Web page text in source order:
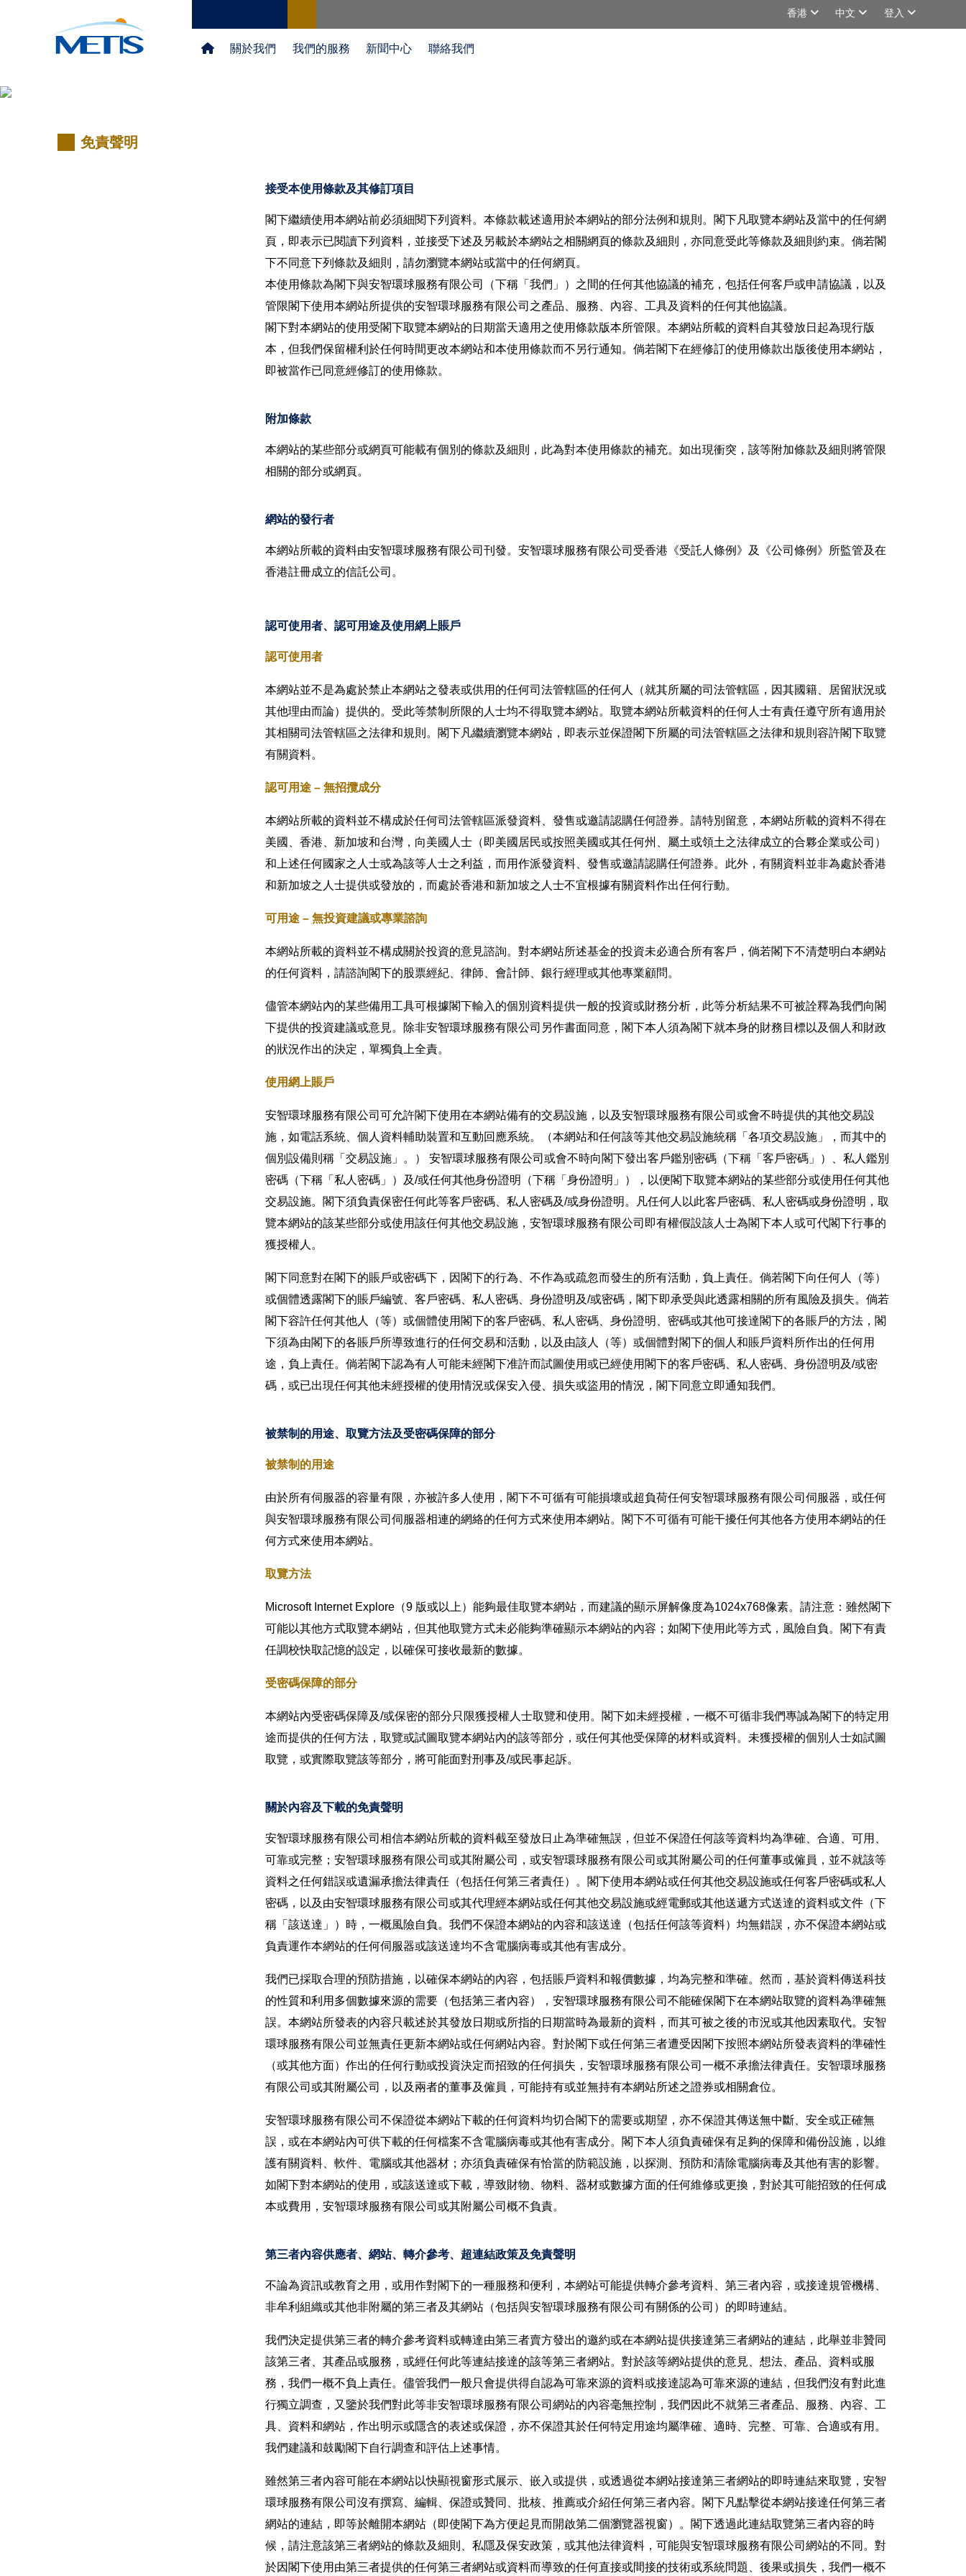
登入
中文
香港
關於我們 我們的服務 新聞中心 聯絡我們
免責聲明
接受本使用條款及其修訂項目
閣下繼續使用本網站前必須細閱下列資料。本條款載述適用於本網站的部分法例和規則。閣下凡取覽本網站及當中的任何網
頁，即表示已閱讀下列資料，並接受下述及另載於本網站之相關網頁的條款及細則，亦同意受此等條款及細則約束。倘若閣
下不同意下列條款及細則，請勿瀏覽本網站或當中的任何網頁。
本使用條款為閣下與安智環球服務有限公司（下稱「我們」）之間的任何其他協議的補充，包括任何客戶或申請協議，以及
管限閣下使用本網站所提供的安智環球服務有限公司之產品、服務、內容、工具及資料的任何其他協議。
閣下對本網站的使用受閣下取覽本網站的日期當天適用之使用條款版本所管限。本網站所載的資料自其發放日起為現行版
本，但我們保留權利於任何時間更改本網站和本使用條款而不另行通知。倘若閣下在經修訂的使用條款出版後使用本網站，
即被當作已同意經修訂的使用條款。
附加條款
本網站的某些部分或網頁可能載有個別的條款及細則，此為對本使用條款的補充。如出現衝突，該等附加條款及細則將管限
相關的部分或網頁。
網站的發行者
本網站所載的資料由安智環球服務有限公司刊發。安智環球服務有限公司受香港《受託人條例》及《公司條例》所監管及在
香港註冊成立的信託公司。
認可使用者、認可用途及使用網上賬戶
認可使用者
本網站並不是為處於禁止本網站之發表或供用的任何司法管轄區的任何人（就其所屬的司法管轄區，因其國籍、居留狀況或
其他理由而論）提供的。受此等禁制所限的人士均不得取覽本網站。取覽本網站所載資料的任何人士有責任遵守所有適用於
其相關司法管轄區之法律和規則。閣下凡繼續瀏覽本網站，即表示並保證閣下所屬的司法管轄區之法律和規則容許閣下取覽
有關資料。
認可用途 – 無招攬成分
本網站所載的資料並不構成於任何司法管轄區派發資料、發售或邀請認購任何證券。請特別留意，本網站所載的資料不得在
美國、香港、新加坡和台灣，向美國人士（即美國居民或按照美國或其任何州、屬土或領土之法律成立的合夥企業或公司）
和上述任何國家之人士或為該等人士之利益，而用作派發資料、發售或邀請認購任何證券。此外，有關資料並非為處於香港
和新加坡之人士提供或發放的，而處於香港和新加坡之人士不宜根據有關資料作出任何行動。
可用途 – 無投資建議或專業諮詢
本網站所載的資料並不構成關於投資的意見諮詢。對本網站所述基金的投資未必適合所有客戶，倘若閣下不清楚明白本網站
的任何資料，請諮詢閣下的股票經紀、律師、會計師、銀行經理或其他專業顧問。
儘管本網站內的某些備用工具可根據閣下輸入的個別資料提供一般的投資或財務分析，此等分析結果不可被詮釋為我們向閣
下提供的投資建議或意見。除非安智環球服務有限公司另作書面同意，閣下本人須為閣下就本身的財務目標以及個人和財政
的狀況作出的決定，單獨負上全責。
使用網上賬戶
安智環球服務有限公司可允許閣下使用在本網站備有的交易設施，以及安智環球服務有限公司或會不時提供的其他交易設
施，如電話系統、個人資料輔助裝置和互動回應系統。（本網站和任何該等其他交易設施統稱「各項交易設施」，而其中的
個別設備則稱「交易設施」。） 安智環球服務有限公司或會不時向閣下發出客戶鑑別密碼（下稱「客戶密碼」）、私人鑑別
密碼（下稱「私人密碼」）及/或任何其他身份證明（下稱「身份證明」），以便閣下取覽本網站的某些部分或使用任何其他
交易設施。閣下須負責保密任何此等客戶密碼、私人密碼及/或身份證明。凡任何人以此客戶密碼、私人密碼或身份證明，取
覽本網站的該某些部分或使用該任何其他交易設施，安智環球服務有限公司即有權假設該人士為閣下本人或可代閣下行事的
獲授權人。
閣下同意對在閣下的賬戶或密碼下，因閣下的行為、不作為或疏忽而發生的所有活動，負上責任。倘若閣下向任何人（等）
或個體透露閣下的賬戶編號、客戶密碼、私人密碼、身份證明及/或密碼，閣下即承受與此透露相關的所有風險及損失。倘若
閣下容許任何其他人（等）或個體使用閣下的客戶密碼、私人密碼、身份證明、密碼或其他可接達閣下的各賬戶的方法，閣
下須為由閣下的各賬戶所導致進行的任何交易和活動，以及由該人（等）或個體對閣下的個人和賬戶資料所作出的任何用
途，負上責任。倘若閣下認為有人可能未經閣下准許而試圖使用或已經使用閣下的客戶密碼、私人密碼、身份證明及/或密
碼，或已出現任何其他未經授權的使用情況或保安入侵、損失或盜用的情況，閣下同意立即通知我們。
被禁制的用途、取覽方法及受密碼保障的部分
被禁制的用途
由於所有伺服器的容量有限，亦被許多人使用，閣下不可循有可能損壞或超負荷任何安智環球服務有限公司伺服器，或任何
與安智環球服務有限公司伺服器相連的網絡的任何方式來使用本網站。閣下不可循有可能干擾任何其他各方使用本網站的任
何方式來使用本網站。
取覽方法
Microsoft Internet Explore（9 版或以上）能夠最佳取覽本網站，而建議的顯示屏解像度為1024x768像素。請注意：雖然閣下
可能以其他方式取覽本網站，但其他取覽方式未必能夠準確顯示本網站的內容；如閣下使用此等方式，風險自負。閣下有責
任調校快取記憶的設定，以確保可接收最新的數據。
受密碼保障的部分
本網站內受密碼保障及/或保密的部分只限獲授權人士取覽和使用。閣下如未經授權，一概不可循非我們專誠為閣下的特定用
途而提供的任何方法，取覽或試圖取覽本網站內的該等部分，或任何其他受保障的材料或資料。未獲授權的個別人士如試圖
取覽，或實際取覽該等部分，將可能面對刑事及/或民事起訴。
關於內容及下載的免責聲明
安智環球服務有限公司相信本網站所載的資料截至發放日止為準確無誤，但並不保證任何該等資料均為準確、合適、可用、
可靠或完整；安智環球服務有限公司或其附屬公司，或安智環球服務有限公司或其附屬公司的任何董事或僱員，並不就該等
資料之任何錯誤或遺漏承擔法律責任（包括任何第三者責任）。閣下使用本網站或任何其他交易設施或任何客戶密碼或私人
密碼，以及由安智環球服務有限公司或其代理經本網站或任何其他交易設施或經電郵或其他送遞方式送達的資料或文件（下
稱「該送達」）時，一概風險自負。我們不保證本網站的內容和該送達（包括任何該等資料）均無錯誤，亦不保證本網站或
負責運作本網站的任何伺服器或該送達均不含電腦病毒或其他有害成分。
我們已採取合理的預防措施，以確保本網站的內容，包括賬戶資料和報價數據，均為完整和準確。然而，基於資料傳送科技
的性質和利用多個數據來源的需要（包括第三者內容），安智環球服務有限公司不能確保閣下在本網站取覽的資料為準確無
誤。本網站所發表的內容只載述於其發放日期或所指的日期當時為最新的資料，而其可被之後的市況或其他因素取代。安智
環球服務有限公司並無責任更新本網站或任何網站內容。對於閣下或任何第三者遭受因閣下按照本網站所發表資料的準確性
（或其他方面）作出的任何行動或投資決定而招致的任何損失，安智環球服務有限公司一概不承擔法律責任。安智環球服務
有限公司或其附屬公司，以及兩者的董事及僱員，可能持有或並無持有本網站所述之證券或相關倉位。
安智環球服務有限公司不保證從本網站下載的任何資料均切合閣下的需要或期望，亦不保證其傳送無中斷、安全或正確無
誤，或在本網站內可供下載的任何檔案不含電腦病毒或其他有害成分。閣下本人須負責確保有足夠的保障和備份設施，以維
護有關資料、軟件、電腦或其他器材；亦須負責確保有恰當的防範設施，以探測、預防和清除電腦病毒及其他有害的影響。
如閣下對本網站的使用，或該送達或下載，導致財物、物料、器材或數據方面的任何維修或更換，對於其可能招致的任何成
本或費用，安智環球服務有限公司或其附屬公司概不負責。
第三者內容供應者、網站、轉介參考、超連結政策及免責聲明
不論為資訊或教育之用，或用作對閣下的一種服務和便利，本網站可能提供轉介參考資料、第三者內容，或接達規管機構、
非牟利組織或其他非附屬的第三者及其網站（包括與安智環球服務有限公司有關係的公司）的即時連結。
我們決定提供第三者的轉介參考資料或轉達由第三者賣方發出的邀約或在本網站提供接達第三者網站的連結，此舉並非贊同
該第三者、其產品或服務，或經任何此等連結接達的該等第三者網站。對於該等網站提供的意見、想法、產品、資料或服
務，我們一概不負上責任。儘管我們一般只會提供得自認為可靠來源的資料或接達認為可靠來源的連結，但我們沒有對此進
行獨立調查，又鑒於我們對此等非安智環球服務有限公司網站的內容毫無控制，我們因此不就第三者產品、服務、內容、工
具、資料和網站，作出明示或隱含的表述或保證，亦不保證其於任何特定用途均屬準確、適時、完整、可靠、合適或有用。
我們建議和鼓勵閣下自行調查和評估上述事情。
雖然第三者內容可能在本網站以快顯視窗形式展示、嵌入或提供，或透過從本網站接達第三者網站的即時連結來取覽，安智
環球服務有限公司沒有撰寫、編輯、保證或贊同、批核、推薦或介紹任何第三者內容。閣下凡點擊從本網站接達任何第三者
網站的連結，即等於離開本網站（即使閣下為方便起見而開啟第二個瀏覽器視窗）。閣下透過此連結取覽第三者內容的時
候，請注意該第三者網站的條款及細則、私隱及保安政策，或其他法律資料，可能與安智環球服務有限公司網站的不同。對
於因閣下使用由第三者提供的任何第三者網站或資料而導致的任何直接或間接的技術或系統問題、後果或損失，我們一概不